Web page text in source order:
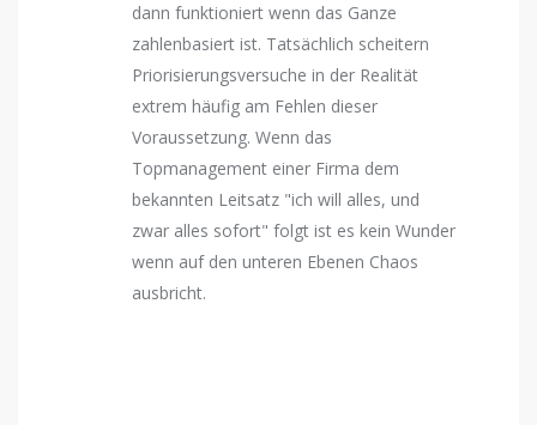
dann funktioniert wenn das Ganze
zahlenbasiert ist. Tatsächlich scheitern
Priorisierungsversuche in der Realität
extrem häufig am Fehlen dieser
Voraussetzung. Wenn das
Topmanagement einer Firma dem
bekannten Leitsatz "ich will alles, und
zwar alles sofort" folgt ist es kein Wunder
wenn auf den unteren Ebenen Chaos
ausbricht.